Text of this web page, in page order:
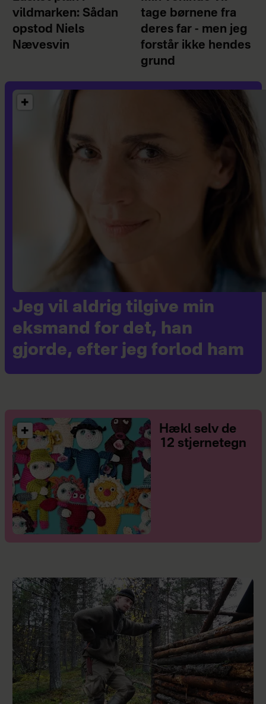
vildmarken: Sådan
opstod Niels
Nævesvin
tage børnene fra
deres far - men jeg
forstår ikke hendes
grund
Jeg vil aldrig tilgive min
eksmand for det, han
gjorde, efter jeg forlod ham
Hækl selv de
12 stjernetegn